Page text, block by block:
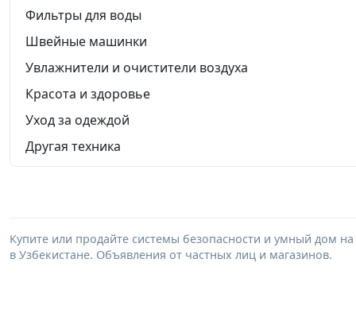
Фильтры для воды
Швейные машинки
Увлажнители и очистители воздуха
Красота и здоровье
Уход за одеждой
Другая техника
Купите или продайте системы безопасности и умный дом
в Узбекистане. Объявления от частных лиц и магазинов.